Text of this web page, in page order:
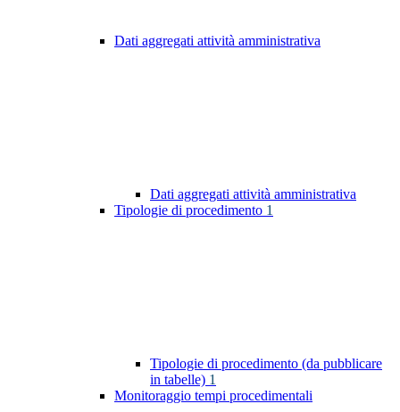
Dati aggregati attività amministrativa
Dati aggregati attività amministrativa
Tipologie di procedimento 1
Tipologie di procedimento (da pubblicare
in tabelle) 1
Monitoraggio tempi procedimentali